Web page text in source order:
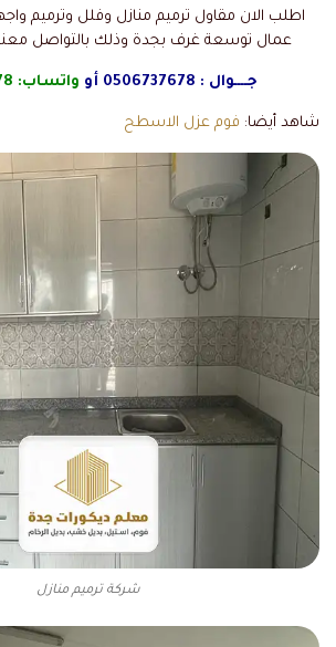
اطلب الان مقاول ترميم منازل وفلل وترميم
عمال توسعة غرف بجدة وذلك بالتواصل معنا
جــــوال : 0506737678 أو واتساب:
شاهد أيضا: فوم عزل الاسطح
شركة ترميم منازل